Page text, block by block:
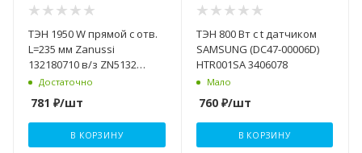
ТЭН 1950 W прямой с отв.
L=235 мм Zanussi
132180710 в/з ZN5132
ecoline
Достаточно
781 ₽/шт
В КОРЗИНУ
ТЭН 800 Вт с t датчиком
SAMSUNG (DC47-00006D)
HTR001SA 3406078
Мало
760₽/шт
В КОРЗИНУ